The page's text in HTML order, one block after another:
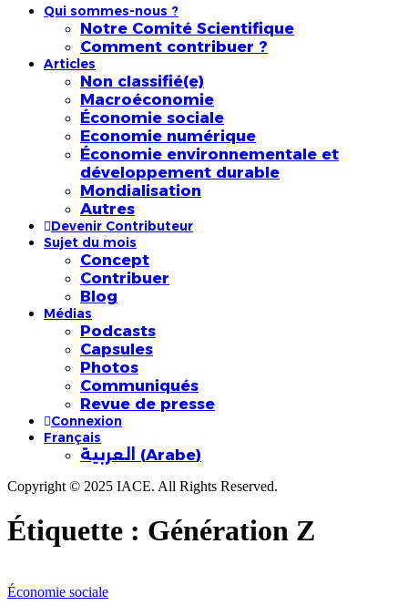
Qui sommes-nous ?
Notre Comité Scientifique
Comment contribuer ?
Articles
Non classifié(e)
Macroéconomie
Économie sociale
Economie numérique
Économie environnementale et
développement durable
Mondialisation
Autres
Devenir Contributeur
Sujet du mois
Concept
Contribuer
Blog
Médias
Podcasts
Capsules
Photos
Communiqués
Revue de presse
Connexion
Français
العربية (Arabe)
Copyright © 2025 IACE. All Rights Reserved.
Étiquette : Génération Z
Économie sociale